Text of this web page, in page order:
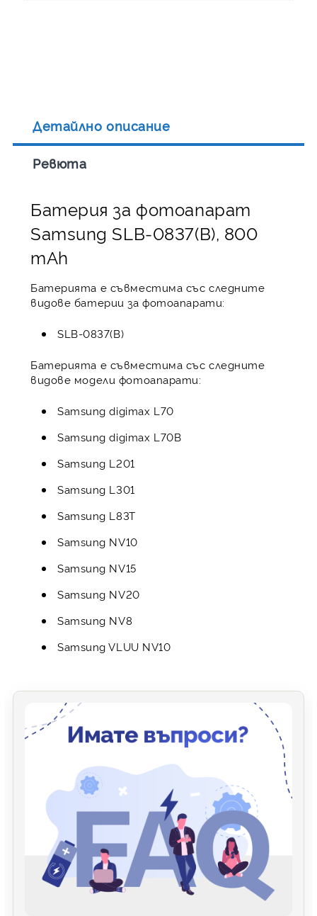
Детайлно описание
Ревюта
Батерия за фотоапарат
Samsung SLB-0837(B), 800
mAh
Батерията е съвместима със следните
видове батерии за фотоапарати:
SLB-0837(B)
Батерията е съвместима със следните
видове модели фотоапарати:
Samsung digimax L70
Samsung digimax L70B
Samsung L201
Samsung L301
Samsung L83T
Samsung NV10
Samsung NV15
Samsung NV20
Samsung NV8
Samsung VLUU NV10